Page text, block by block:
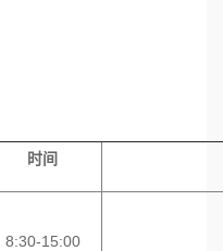
时间
8:30-15:00